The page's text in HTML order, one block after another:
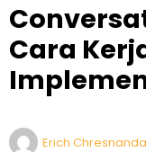
Cara
Erich Chresnanda